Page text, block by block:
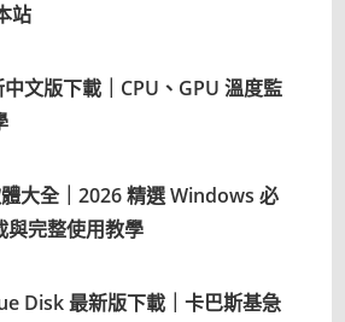
站
文版下載｜CPU、GPU 溫度監
大全｜2026 精選 Windows 必
與完整使用教學
Disk 最新版下載｜卡巴斯基急